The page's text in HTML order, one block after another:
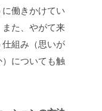
働きかけてい
た、やがて来
組み（思いが
についても触